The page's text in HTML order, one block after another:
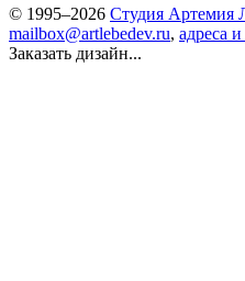
© 1995–2026 Студия Артемия
mailbox@artlebedev.ru, адреса
Заказать дизайн...